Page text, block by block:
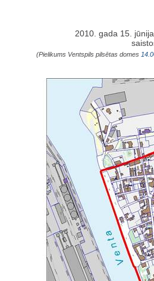
2010. gada 15.
(Pielikums Ventspils pilsētas domes